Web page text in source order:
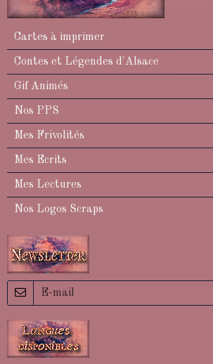
Cartes à imprimer
Contes et Légendes d'Alsace
Gif Animés
Nos PPS
Mes Frivolités
Mes Ecrits
Mes Lectures
Nos Logos Scraps